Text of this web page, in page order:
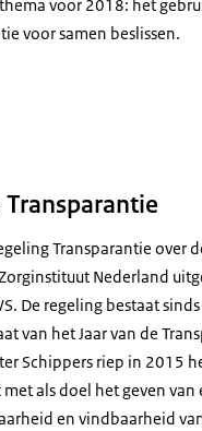
voor 2018: het
voor samen beslissen.
Transparantie
Transparantie over
Nederland
De regeling bestaat
van het Jaar van de
Schippers riep in 2015
als doel het geven van
en vindbaarheid